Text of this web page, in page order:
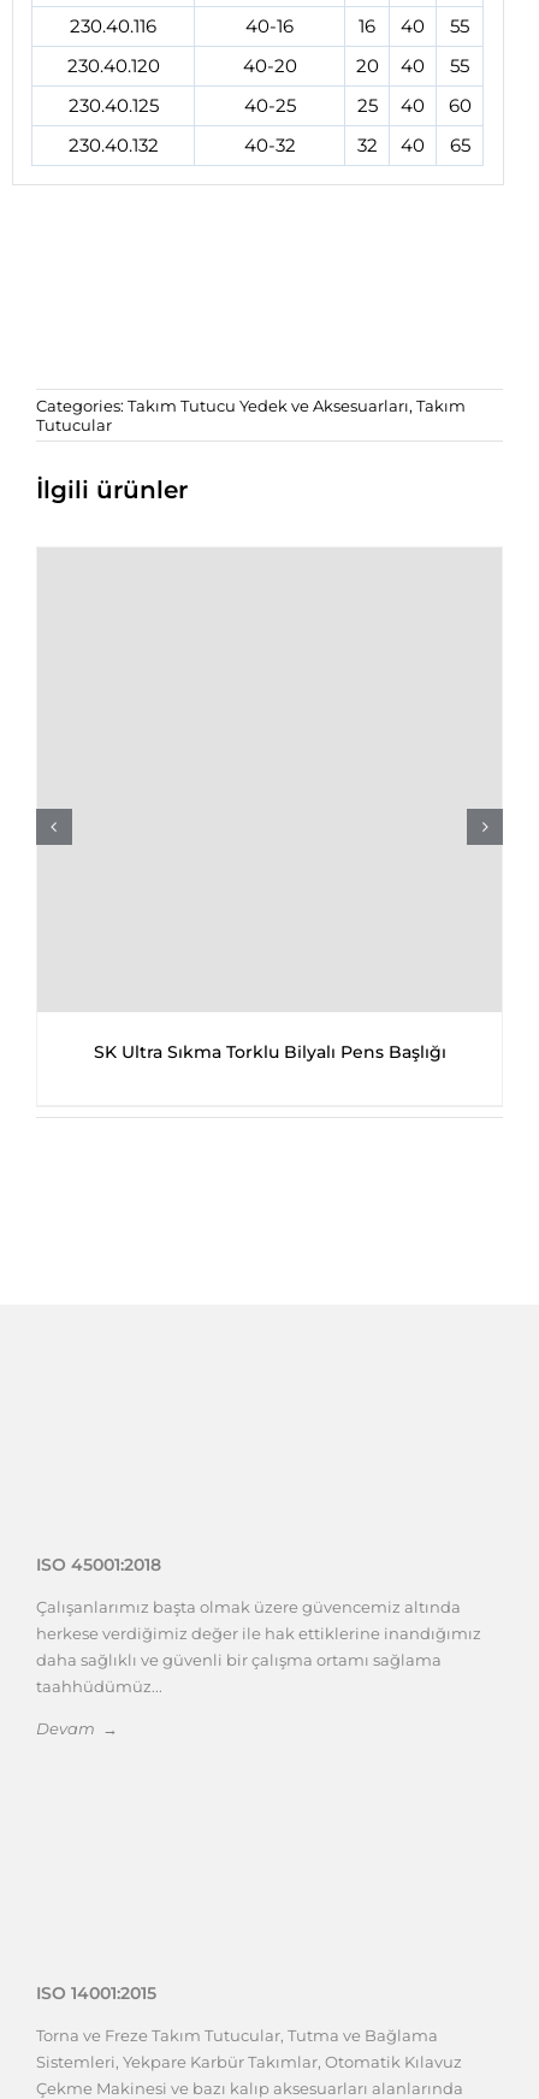
230.40.116
40-16 16 40
55
230.40.120
40-20 20 40
55
230.40.125
40-25 25 40
60
230.40.132
40-32 32 40 65
Categories: Takım Tutucu Yedek ve Aksesuarları, Takım
Tutucular
İlgili ürünler
SK Ultra Sıkma Torklu Bilyalı Pens Başlığı
ISO 45001:2018
Çalışanlarımız başta olmak üzere güvencemiz altında
herkese verdiğimiz değer ile hak ettiklerine inandığımız
daha sağlıklı ve güvenli bir çalışma ortamı sağlama
taahhüdümüz...
Devam →
ISO 14001:2015
Torna ve Freze Takım Tutucular, Tutma ve Bağlama
Sistemleri, Yekpare Karbür Takımlar, Otomatik Kılavuz
Çekme Makinesi ve bazı kalıp aksesuarları alanlarında